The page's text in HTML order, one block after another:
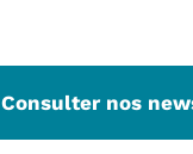
Consulter nos